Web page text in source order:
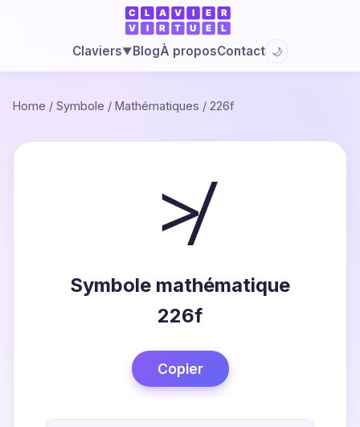
Claviers▼BlogÀ proposContact 🌙
Home / Symbole / Mathématiques / 226f
≯
Symbole mathématique
226f
Copier